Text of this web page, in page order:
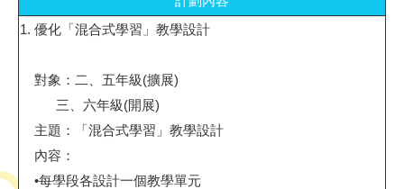
1. 優化「混合式學習」教學設計
對象：二、五年級(擴展)
三、六年級(開展)
主題：「混合式學習」教學設計
內容：
•每學段各設計一個教學單元